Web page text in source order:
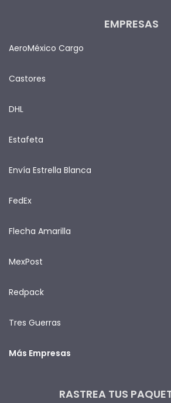
EMPRESAS
AeroMéxico Cargo
Castores
DHL
Estafeta
Envía Estrella Blanca
FedEx
Flecha Amarilla
MexPost
Redpack
Tres Guerras
Más Empresas
RASTREA TUS